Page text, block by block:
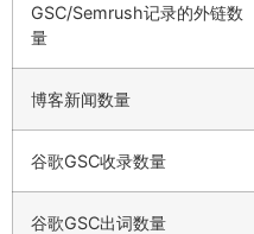
GSC/Semrush记录的外链数
量
博客新闻数量
谷歌GSC收录数量
谷歌GSC出词数量